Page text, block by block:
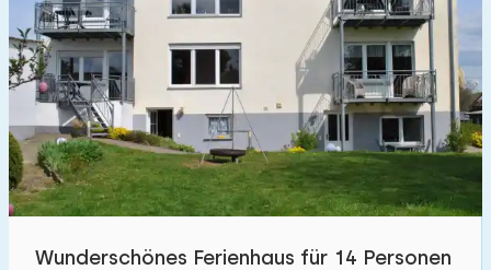
Spielgeräte im Garten
Hallenbad 0
Freibad 0
Kinderanimation
Kindereinrichtungen im Park 0
Wunderschönes Ferienhaus für 14 Personen